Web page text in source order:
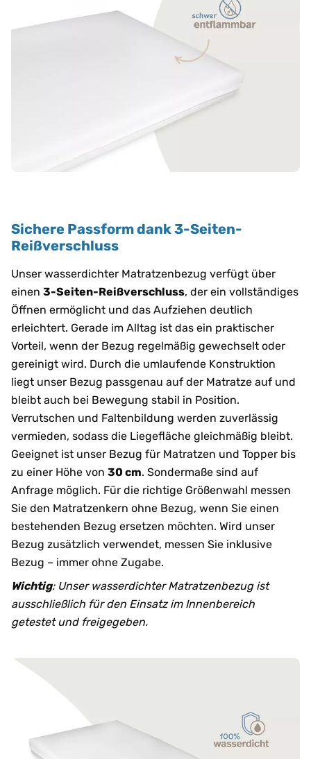
Sichere Passform dank 3-Seiten-
Reißverschluss
Unser wasserdichter Matratzenbezug verfügt über
einen 3-Seiten-Reißverschluss, der ein vollständiges
Öffnen ermöglicht und das Aufziehen deutlich
erleichtert. Gerade im Alltag ist das ein praktischer
Vorteil, wenn der Bezug regelmäßig gewechselt oder
gereinigt wird. Durch die umlaufende Konstruktion
liegt unser Bezug passgenau auf der Matratze auf und
bleibt auch bei Bewegung stabil in Position.
Verrutschen und Faltenbildung werden zuverlässig
vermieden, sodass die Liegefläche gleichmäßig bleibt.
Geeignet ist unser Bezug für Matratzen und Topper bis
zu einer Höhe von 30 cm. Sondermaße sind auf
Anfrage möglich. Für die richtige Größenwahl messen
Sie den Matratzenkern ohne Bezug, wenn Sie einen
bestehenden Bezug ersetzen möchten. Wird unser
Bezug zusätzlich verwendet, messen Sie inklusive
Bezug – immer ohne Zugabe.
Wichtig: Unser wasserdichter Matratzenbezug ist
ausschließlich für den Einsatz im Innenbereich
getestet und freigegeben.